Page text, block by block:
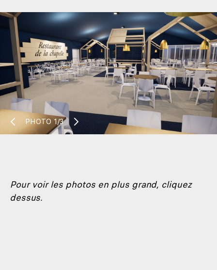
PHOTO1/3
Pour voir les photos en plus grand, cliquez
dessus.